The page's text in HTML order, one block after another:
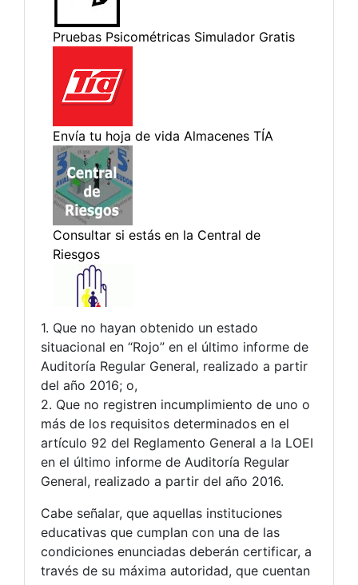
1. Que no hayan obtenido un estado
situacional en “Rojo” en el último informe de
Auditoría Regular General, realizado a partir
del año 2016; o,
2. Que no registren incumplimiento de uno o
más de los requisitos determinados en el
artículo 92 del Reglamento General a la LOEI
en el último informe de Auditoría Regular
General, realizado a partir del año 2016.
Cabe señalar, que aquellas instituciones
educativas que cumplan con una de las
condiciones enunciadas deberán certificar, a
través de su máxima autoridad, que cuentan